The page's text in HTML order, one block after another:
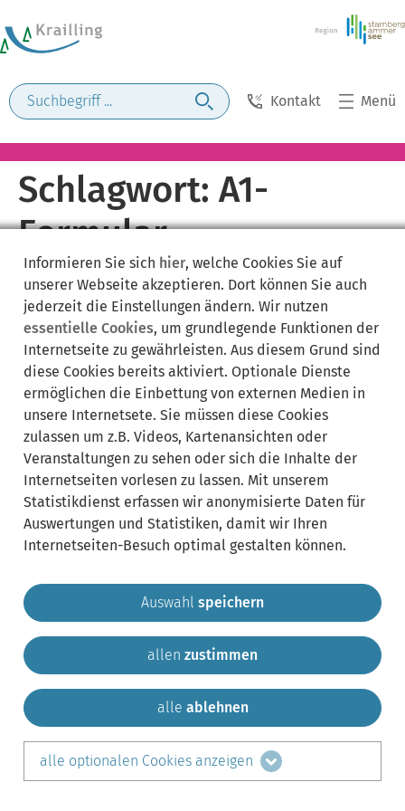
Kontakt Menü
Schlagwort: A1-
Formular
Gemeinde Krailling Impressum
Sitemap
Kontakt
teilen auf:
LinkedIn
Informieren Sie sich hier, welche Cookies Sie auf
unserer Webseite akzeptieren. Dort können Sie auch
jederzeit die Einstellungen ändern. Wir nutzen
essentielle Cookies, um grundlegende Funktionen der
Internetseite zu gewährleisten. Aus diesem Grund sind
diese Cookies bereits aktiviert. Optionale Dienste
ermöglichen die Einbettung von externen Medien in
unsere Internetsete. Sie müssen diese Cookies
zulassen um z.B. Videos, Kartenansichten oder
Veranstaltungen zu sehen oder sich die Inhalte der
Internetseiten vorlesen zu lassen. Mit unserem
Statistikdienst erfassen wir anonymisierte Daten für
Auswertungen und Statistiken, damit wir Ihren
Internetseiten-Besuch optimal gestalten können.
Auswahl speichern
allen zustimmen
alle ablehnen
alle optionalen Cookies anzeigen